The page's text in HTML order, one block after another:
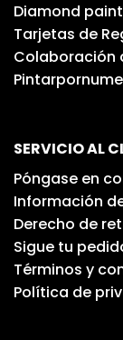
Diamond
Tarjetas de
Colaboración
SERVICIO AL
Póngase en
Información
Derecho de
Sigue tu
Términos y
Política de